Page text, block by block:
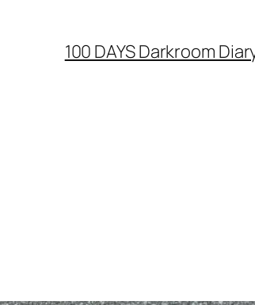
100 DAYS Darkroom